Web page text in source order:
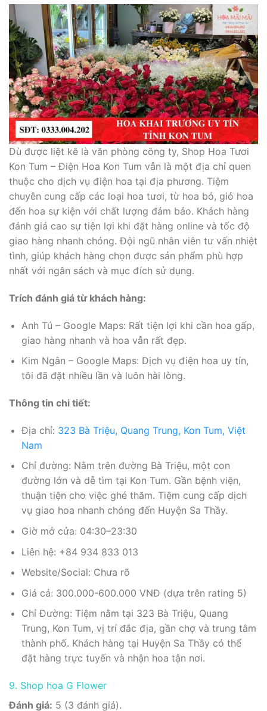
Dù được liệt kê là văn phòng công ty, Shop Hoa Tươi
Kon Tum – Điện Hoa Kon Tum vẫn là một địa chỉ quen
thuộc cho dịch vụ điện hoa tại địa phương. Tiệm
chuyên cung cấp các loại hoa tươi, từ hoa bó, giỏ hoa
đến hoa sự kiện với chất lượng đảm bảo. Khách hàng
đánh giá cao sự tiện lợi khi đặt hàng online và tốc độ
giao hàng nhanh chóng. Đội ngũ nhân viên tư vấn nhiệt
tình, giúp khách hàng chọn được sản phẩm phù hợp
nhất với ngân sách và mục đích sử dụng.
Trích đánh giá từ khách hàng:
Anh Tú – Google Maps: Rất tiện lợi khi cần hoa gấp,
giao hàng nhanh và hoa vẫn rất đẹp.
Kim Ngân – Google Maps: Dịch vụ điện hoa uy tín,
tôi đã đặt nhiều lần và luôn hài lòng.
Thông tin chi tiết:
Địa chỉ: 323 Bà Triệu, Quang Trung, Kon Tum, Việt
Nam
Chỉ đường: Nằm trên đường Bà Triệu, một con
đường lớn và dễ tìm tại Kon Tum. Gần bệnh viện,
thuận tiện cho việc ghé thăm. Tiệm cung cấp dịch
vụ giao hoa nhanh chóng đến Huyện Sa Thầy.
Giờ mở cửa: 04:30–23:30
Liên hệ: +84 934 833 013
Website/Social: Chưa rõ
Giá cả: 300.000-600.000 VNĐ (dựa trên rating 5)
Chỉ Đường: Tiệm nằm tại 323 Bà Triệu, Quang
Trung, Kon Tum, vị trí đắc địa, gần chợ và trung tâm
thành phố. Khách hàng tại Huyện Sa Thầy có thể
đặt hàng trực tuyến và nhận hoa tận nơi.
9. Shop hoa G Flower
Đánh giá: 5 (3 đánh giá).